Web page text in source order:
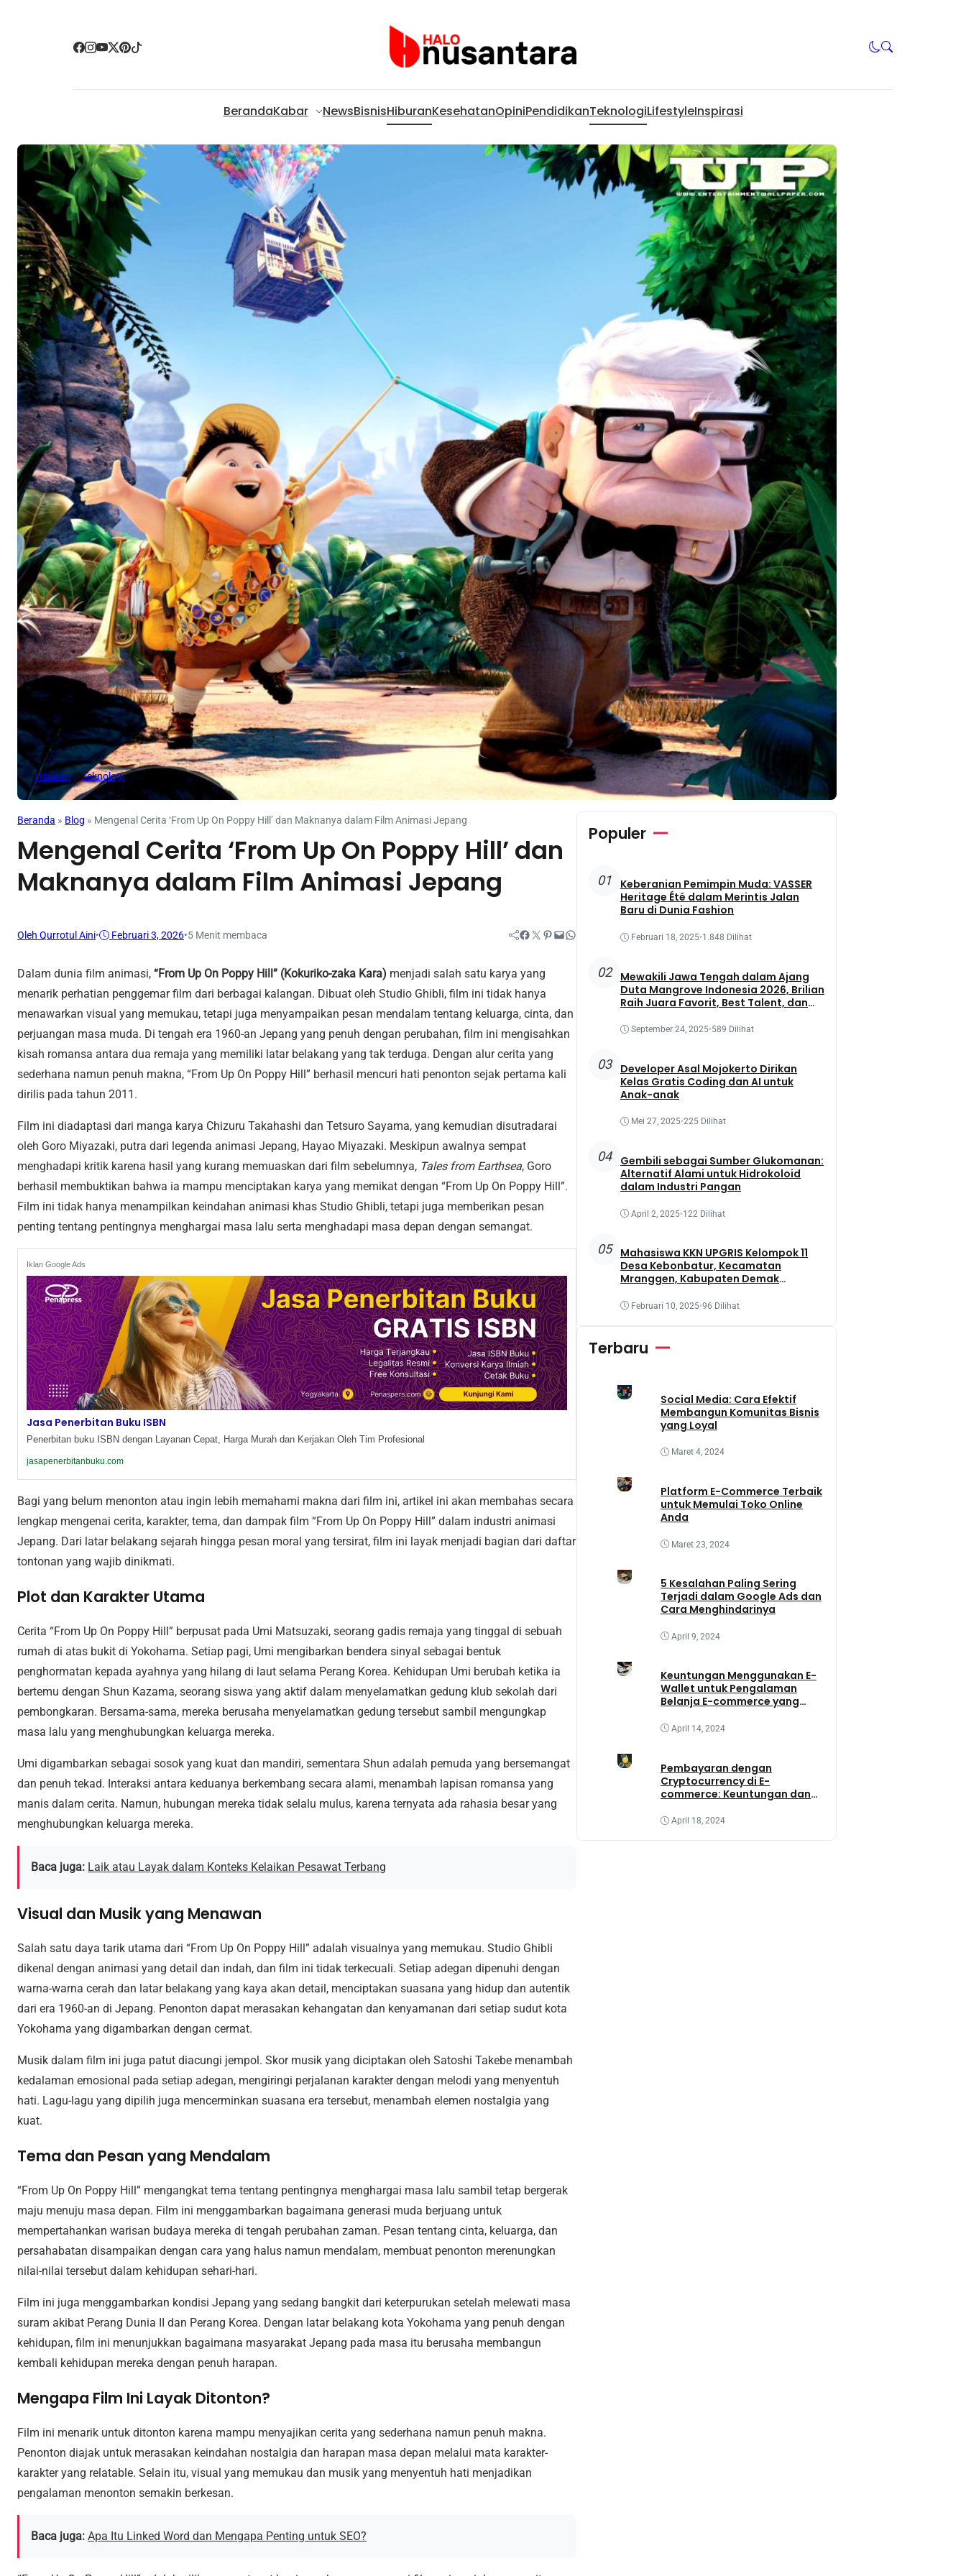
BerandaKabar NewsBisnisHiburanKesehatanOpiniPendidikanTeknologiLifestyleInspirasi
Hiburan Teknologi
Beranda » Blog » Mengenal Cerita ‘From Up On Poppy Hill’ dan Maknanya dalam Film Animasi Jepang
Mengenal Cerita ‘From Up On Poppy Hill’ dan
Maknanya dalam Film Animasi Jepang
Oleh Qurrotul Aini• Februari 3, 2026•5 Menit membaca Facebook Twitter Pinterest Mail WhatsApp
Dalam dunia film animasi, “From Up On Poppy Hill” (Kokuriko-zaka Kara) menjadi salah satu karya yang
menarik perhatian penggemar film dari berbagai kalangan. Dibuat oleh Studio Ghibli, film ini tidak hanya
menawarkan visual yang memukau, tetapi juga menyampaikan pesan mendalam tentang keluarga, cinta, dan
perjuangan masa muda. Di tengah era 1960-an Jepang yang penuh dengan perubahan, film ini mengisahkan
kisah romansa antara dua remaja yang memiliki latar belakang yang tak terduga. Dengan alur cerita yang
sederhana namun penuh makna, “From Up On Poppy Hill” berhasil mencuri hati penonton sejak pertama kali
dirilis pada tahun 2011.
Film ini diadaptasi dari manga karya Chizuru Takahashi dan Tetsuro Sayama, yang kemudian disutradarai
oleh Goro Miyazaki, putra dari legenda animasi Jepang, Hayao Miyazaki. Meskipun awalnya sempat
menghadapi kritik karena hasil yang kurang memuaskan dari film sebelumnya, Tales from Earthsea, Goro
berhasil membuktikan bahwa ia mampu menciptakan karya yang memikat dengan “From Up On Poppy Hill”.
Film ini tidak hanya menampilkan keindahan animasi khas Studio Ghibli, tetapi juga memberikan pesan
penting tentang pentingnya menghargai masa lalu serta menghadapi masa depan dengan semangat.
Iklan Google Ads
Jasa Penerbitan Buku ISBN
Penerbitan buku ISBN dengan Layanan Cepat, Harga Murah dan Kerjakan Oleh Tim Profesional
jasapenerbitanbuku.com
Bagi yang belum menonton atau ingin lebih memahami makna dari film ini, artikel ini akan membahas secara
lengkap mengenai cerita, karakter, tema, dan dampak film “From Up On Poppy Hill” dalam industri animasi
Jepang. Dari latar belakang sejarah hingga pesan moral yang tersirat, film ini layak menjadi bagian dari daftar
tontonan yang wajib dinikmati.
Plot dan Karakter Utama
Cerita “From Up On Poppy Hill” berpusat pada Umi Matsuzaki, seorang gadis remaja yang tinggal di sebuah
rumah di atas bukit di Yokohama. Setiap pagi, Umi mengibarkan bendera sinyal sebagai bentuk
penghormatan kepada ayahnya yang hilang di laut selama Perang Korea. Kehidupan Umi berubah ketika ia
bertemu dengan Shun Kazama, seorang siswa yang aktif dalam menyelamatkan gedung klub sekolah dari
pembongkaran. Bersama-sama, mereka berusaha menyelamatkan gedung tersebut sambil mengungkap
masa lalu yang menghubungkan keluarga mereka.
Umi digambarkan sebagai sosok yang kuat dan mandiri, sementara Shun adalah pemuda yang bersemangat
dan penuh tekad. Interaksi antara keduanya berkembang secara alami, menambah lapisan romansa yang
manis dalam cerita. Namun, hubungan mereka tidak selalu mulus, karena ternyata ada rahasia besar yang
menghubungkan keluarga mereka.
Baca juga: Laik atau Layak dalam Konteks Kelaikan Pesawat Terbang
Visual dan Musik yang Menawan
Salah satu daya tarik utama dari “From Up On Poppy Hill” adalah visualnya yang memukau. Studio Ghibli
dikenal dengan animasi yang detail dan indah, dan film ini tidak terkecuali. Setiap adegan dipenuhi dengan
warna-warna cerah dan latar belakang yang kaya akan detail, menciptakan suasana yang hidup dan autentik
dari era 1960-an di Jepang. Penonton dapat merasakan kehangatan dan kenyamanan dari setiap sudut kota
Yokohama yang digambarkan dengan cermat.
Musik dalam film ini juga patut diacungi jempol. Skor musik yang diciptakan oleh Satoshi Takebe menambah
kedalaman emosional pada setiap adegan, mengiringi perjalanan karakter dengan melodi yang menyentuh
hati. Lagu-lagu yang dipilih juga mencerminkan suasana era tersebut, menambah elemen nostalgia yang
kuat.
Tema dan Pesan yang Mendalam
“From Up On Poppy Hill” mengangkat tema tentang pentingnya menghargai masa lalu sambil tetap bergerak
maju menuju masa depan. Film ini menggambarkan bagaimana generasi muda berjuang untuk
mempertahankan warisan budaya mereka di tengah perubahan zaman. Pesan tentang cinta, keluarga, dan
persahabatan disampaikan dengan cara yang halus namun mendalam, membuat penonton merenungkan
nilai-nilai tersebut dalam kehidupan sehari-hari.
Film ini juga menggambarkan kondisi Jepang yang sedang bangkit dari keterpurukan setelah melewati masa
suram akibat Perang Dunia II dan Perang Korea. Dengan latar belakang kota Yokohama yang penuh dengan
kehidupan, film ini menunjukkan bagaimana masyarakat Jepang pada masa itu berusaha membangun
kembali kehidupan mereka dengan penuh harapan.
Mengapa Film Ini Layak Ditonton?
Film ini menarik untuk ditonton karena mampu menyajikan cerita yang sederhana namun penuh makna.
Penonton diajak untuk merasakan keindahan nostalgia dan harapan masa depan melalui mata karakter-
karakter yang relatable. Selain itu, visual yang memukau dan musik yang menyentuh hati menjadikan
pengalaman menonton semakin berkesan.
Baca juga: Apa Itu Linked Word dan Mengapa Penting untuk SEO?
Populer
01
Keberanian Pemimpin Muda: VASSER
Heritage Été dalam Merintis Jalan
Baru di Dunia Fashion
Februari 18, 2025•1.848 Dilihat
02
Mewakili Jawa Tengah dalam Ajang
Duta Mangrove Indonesia 2026, Brilian
Raih Juara Favorit, Best Talent, dan
September 24, 2025•589 Dilihat
03
Developer Asal Mojokerto Dirikan
Kelas Gratis Coding dan AI untuk
Anak-anak
Mei 27, 2025•225 Dilihat
04
Gembili sebagai Sumber Glukomanan:
Alternatif Alami untuk Hidrokoloid
dalam Industri Pangan
April 2, 2025•122 Dilihat
05
Mahasiswa KKN UPGRIS Kelompok 11
Desa Kebonbatur, Kecamatan
Mranggen, Kabupaten Demak
Obat Dengan Memanfaatkan Lahan
Februari 10, 2025•96 Dilihat
Terbaru
Social Media: Cara Efektif
Membangun Komunitas Bisnis
yang Loyal
Maret 4, 2024
Platform E-Commerce Terbaik
untuk Memulai Toko Online
Anda
Maret 23, 2024
5 Kesalahan Paling Sering
Terjadi dalam Google Ads dan
Cara Menghindarinya
April 9, 2024
Keuntungan Menggunakan E-
Wallet untuk Pengalaman
Belanja E-commerce yang
April 14, 2024
Pembayaran dengan
Cryptocurrency di E-
commerce: Keuntungan dan
April 18, 2024